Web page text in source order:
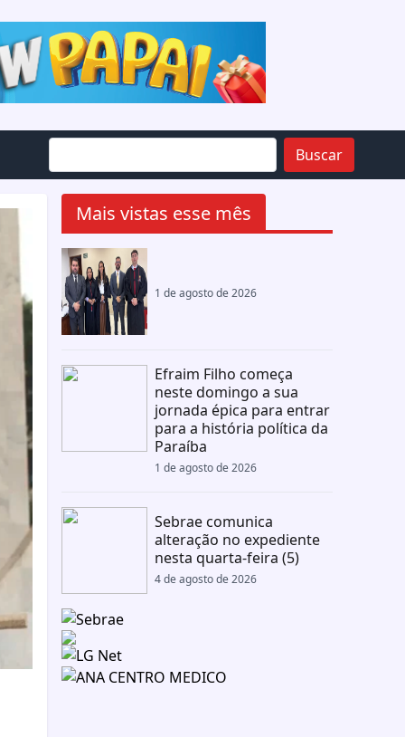
Buscar
Mais vistas esse mês
1 de agosto de 2026
Efraim Filho começa
neste domingo a sua
jornada épica para entrar
para a história política da
Paraíba
1 de agosto de 2026
Sebrae comunica
alteração no expediente
nesta quarta-feira (5)
4 de agosto de 2026